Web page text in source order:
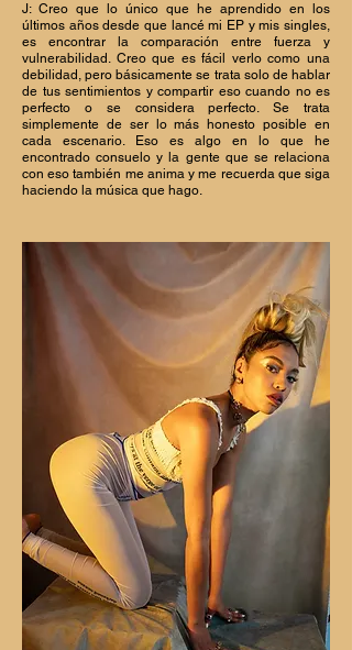
J: Creo que lo único que he aprendido en los
últimos años desde que lancé mi EP y mis singles,
es encontrar la comparación entre fuerza y
vulnerabilidad. Creo que es fácil verlo como una
debilidad, pero básicamente se trata solo de hablar
de tus sentimientos y compartir eso cuando no es
perfecto o se considera perfecto. Se trata
simplemente de ser lo más honesto posible en
cada escenario. Eso es algo en lo que he
encontrado consuelo y la gente que se relaciona
con eso también me anima y me recuerda que siga
haciendo la música que hago.